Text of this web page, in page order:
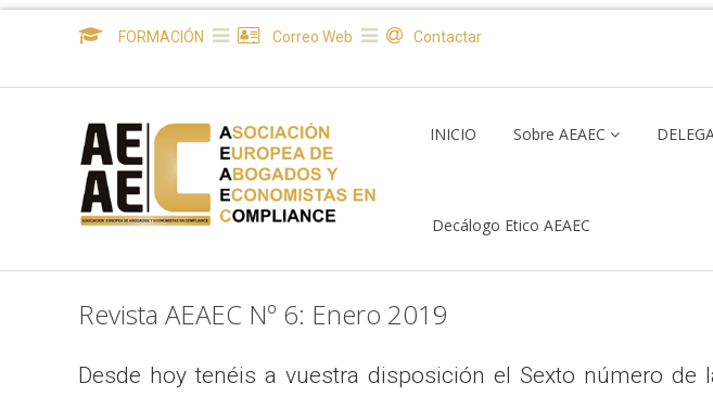
FORMACIÓN Correo Web Contactar
INICIO Sobre AEAEC
Decálogo Etico AEAEC
Revista AEAEC Nº 6: Enero 2019
Desde hoy tenéis a vuestra disposición el Sexto número